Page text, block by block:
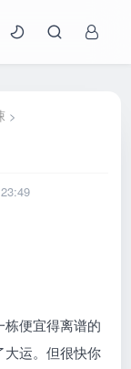
>
栋便宜得离谱的
大运。但很快你